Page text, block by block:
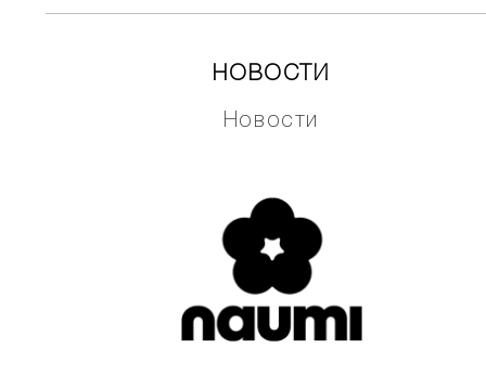
НОВОСТИ
Новости